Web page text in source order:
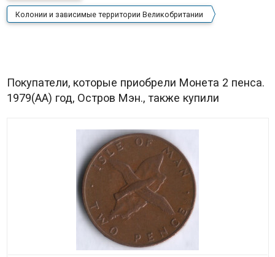
Колонии и зависимые территории Великобритании
Покупатели, которые приобрели Монета 2 пенса.
1979(AA) год, Остров Мэн., также купили